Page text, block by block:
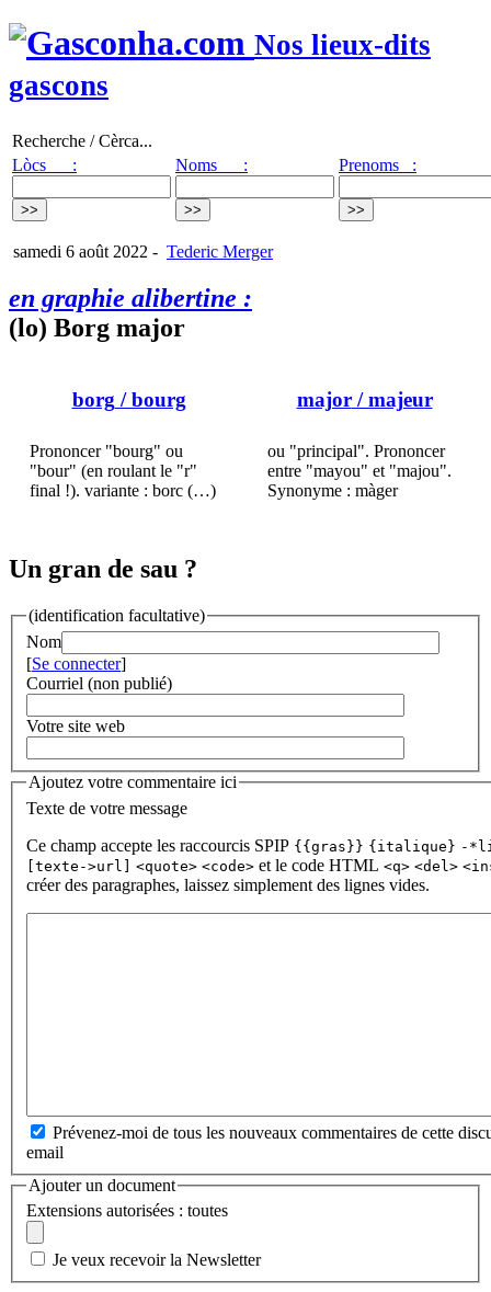
Nos lieux-dits
gascons
Recherche / Cèrca...
Lòcs :
Noms : Prenoms :
samedi 6 août 2022 - Tederic Merger
en graphie alibertine :
(lo) Borg major
borg/ bourg
Prononcer "bourg" ou
"bour" (en roulant le "r"
final !). variante : borc (…)
major/ majeur
ou "principal". Prononcer
entre "mayou" et "majou".
Synonyme : màger
Un gran de sau ?
(identification facultative)
Nom
[Se connecter]
Courriel (non publié)
Votre site web
Ajoutez votre commentaire ici
Texte de votre message
Ce champ accepte les raccourcis SPIP {{gras}} {italique} -
[texte->url] <quote> <code> et le code HTML <q> <del>
créer des paragraphes, laissez simplement des lignes vides.
Prévenez-moi de tous les nouveaux commentaires de cette
email
Ajouter un document
Extensions autorisées : toutes
Je veux recevoir la Newsletter